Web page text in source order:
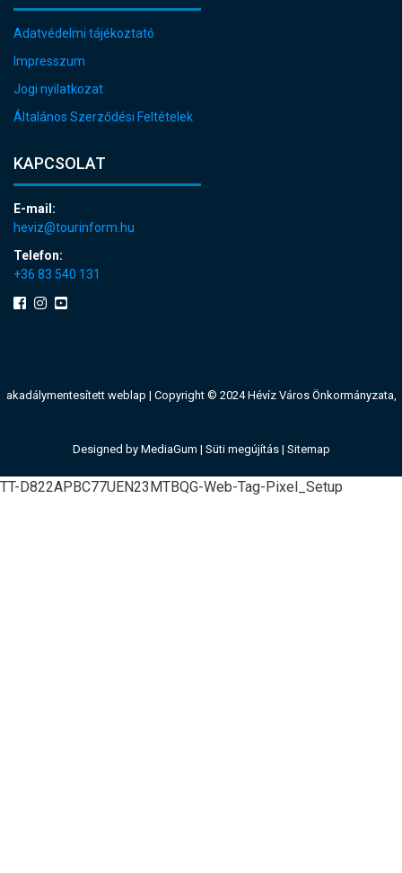
Adatvédelmi tájékoztató
Impresszum
Jogi nyilatkozat
Általános Szerződési Feltételek
KAPCSOLAT
E-mail:
heviz@tourinform.hu
Telefon:
+36 83 540 131
akadálymentesített weblap | Copyright © 2024 Hévíz Város Önkormányzata,
Designed by MediaGum | Süti megújítás | Sitemap
TT-D822APBC77UEN23MTBQG-Web-Tag-Pixel_Setup